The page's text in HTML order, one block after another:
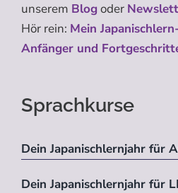
unserem Blogoder
Hör rein: Mein
Anfänger und
Sprachkurse
Dein Japanischlernjahr für
Dein Japanischlernjahr für